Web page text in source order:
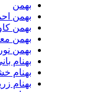
بهمن احمدی
بهمن کاویانی
بهمن معروفی
بهمن نوری
بهنام بانی
بهنام خشوعی
بهنام زرین